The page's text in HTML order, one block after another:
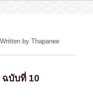
Written by Thapanee
ฉบับที่ 10